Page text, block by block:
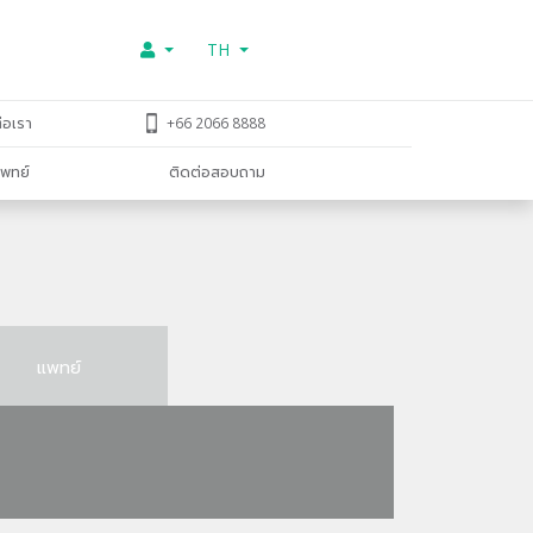
TH
เรา +66 2066 8888
ทย์ ติดต่อสอบถาม
แพทย์